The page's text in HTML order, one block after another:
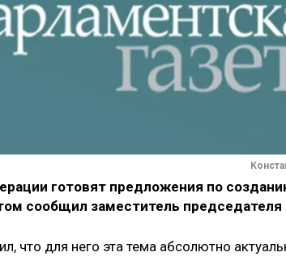
готовят предложения по
сообщил заместитель председателя
что для него эта тема абсолютно